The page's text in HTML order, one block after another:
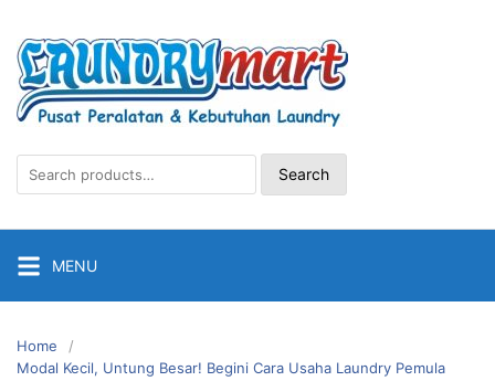
content
Search
for:
Search
MENU
Home
Modal Kecil, Untung Besar! Begini Cara Usaha Laundry Pemula